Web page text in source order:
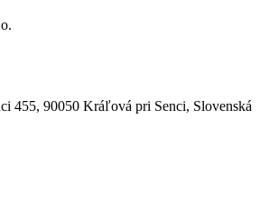
455, 90050 Kráľová pri Senci, Slovenská